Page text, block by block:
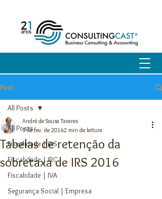
Post
All Posts
Fiscalidade | IRS
Fiscalidade | IRC
Fiscalidade | IVA
Segurança Social | Empresa
All Posts
Tabelas de retenção da
sobretaxa de IRS 2016
André de Sousa Tavares
1 de fev. de 20162 min de leitura